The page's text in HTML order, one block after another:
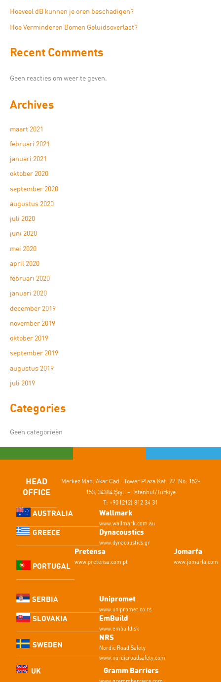
Hoeveel dB kunnen je oren beschadigen?
Hoe Verminderen Bomen Geluidsoverlast?
Recent Comments
Geen reacties om weer te geven.
Archives
maart 2021
februari 2021
januari 2021
oktober 2020
september 2020
augustus 2020
juli 2020
juni 2020
mei 2020
april 2020
februari 2020
januari 2020
december 2019
november 2019
oktober 2019
september 2019
augustus 2019
juli 2019
Categories
Geen categorieën
HEAD
OFFICE
Merkez Mah. Akar Cad. iTower Plaza Kat: 22 No: 152-
153, 34384 Şişli – Istanbul/Turkiye
T: +90 (212) 812 34 31
AUSTRALIA Wallmark
www.wallmark.com.au
GREECE Dynacoustics
www.dynacoustics.gr
PORTUGAL
Pretensa
www.pretensa.com.pt
Jomarfa
www.jomarfa.com
SERBIA Unipromet
www.unipromet.co.rs
SLOVAKIA EmBuild
www.embuild.sk
SWEDEN
NRS
Nordic Road Safety
www.nordicroadsafety.com
UK Gramm Barriers